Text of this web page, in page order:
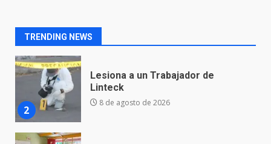
TRENDING NEWS
2
8 de agosto de 2026
3
Aprender jugando también salva
vidas.
8 de agosto de 2026